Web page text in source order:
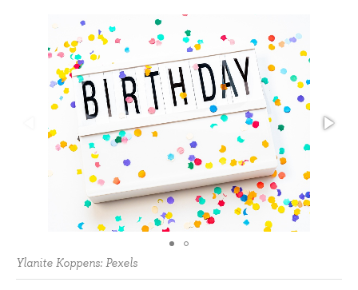
Ylanite Koppens: Pexels